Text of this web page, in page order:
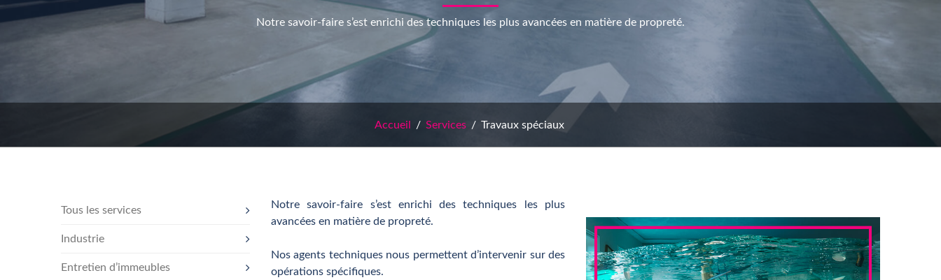
Notre savoir-faire s’est enrichi des techniques les plus avancées en matière de propreté.
Accueil Services Travaux spéciaux
Tous les services
Industrie
Entretien d’immeubles
Notre savoir-faire s’est enrichi des techniques les plus
avancées en matière de propreté.
Nos agents techniques nous permettent d’intervenir sur des
opérations spécifiques.